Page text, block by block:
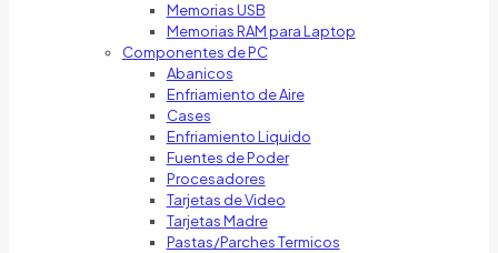
Memorias USB
Memorias RAM para Laptop
Componentes de PC
Abanicos
Enfriamiento de Aire
Cases
Enfriamiento Liquido
Fuentes de Poder
Procesadores
Tarjetas de Video
Tarjetas Madre
Pastas/Parches Termicos